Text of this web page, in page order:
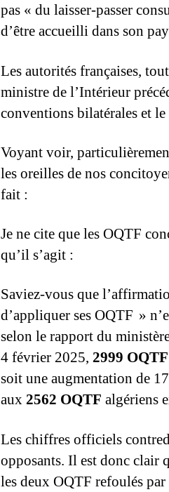
pas « du laisser-passer
d’être accueilli dans son
Les autorités françaises,
ministre de l’Intérieur
conventions bilatérales et
Voyant voir,
les oreilles de nos
fait :
Je ne cite que les OQTF
qu’il s’agit :
Saviez-vous que
d’appliquer ses OQTF »
selon le rapport du
4 février 2025, 2999 OQTF
soit une augmentation de
aux2562 OQTF algériens
Les chiffres officiels
opposants. Il est donc clair
les deux OQTF refoulés